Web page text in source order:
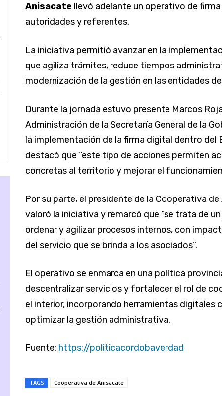
Anisacate llevó adelante un operativo de
autoridades y referentes.
La iniciativa permitió avanzar en la
que agiliza trámites, reduce tiempos
modernización de la gestión en las entidades
Durante la jornada estuvo presente Marcos
Administración de la Secretaría General de la
la implementación de la firma digital dentro del
destacó que “este tipo de acciones permiten
concretas al territorio y mejorar el
Por su parte, el presidente de la Cooperativa de
valoró la iniciativa y remarcó que “se trata de
ordenar y agilizar procesos internos, con
del servicio que se brinda a los asociados”.
El operativo se enmarca en una política
descentralizar servicios y fortalecer el rol de
el interior, incorporando herramientas digitales
optimizar la gestión administrativa.
Fuente: https://politicacordobaverdad
TAGS Cooperativa de Anisacate